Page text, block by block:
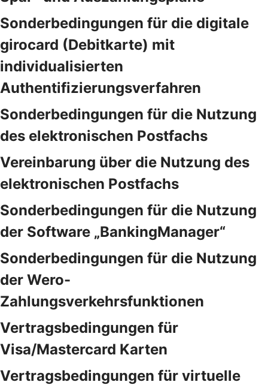
Sonderbedingungen für die digitale
girocard (Debitkarte) mit
individualisierten
Authentifizierungsverfahren
Sonderbedingungen für die Nutzung
des elektronischen Postfachs
Vereinbarung über die Nutzung des
elektronischen Postfachs
Sonderbedingungen für die Nutzung
der Software „BankingManager“
Sonderbedingungen für die Nutzung
der Wero-
Zahlungsverkehrsfunktionen
Vertragsbedingungen für
Visa/Mastercard Karten
Vertragsbedingungen für virtuelle